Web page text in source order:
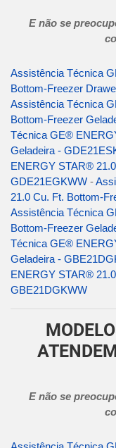
E não se
Assistência Técnica
Bottom-Freezer
Assistência Técnica
Bottom-Freezer
Técnica GE®
Geladeira -
ENERGY STAR®
GDE21EGKWW -
21.0 Cu. Ft. Bottom-
Assistência Técnica
Bottom-Freezer
Técnica GE®
Geladeira -
ENERGY STAR®
GBE21DGKWW
E não se